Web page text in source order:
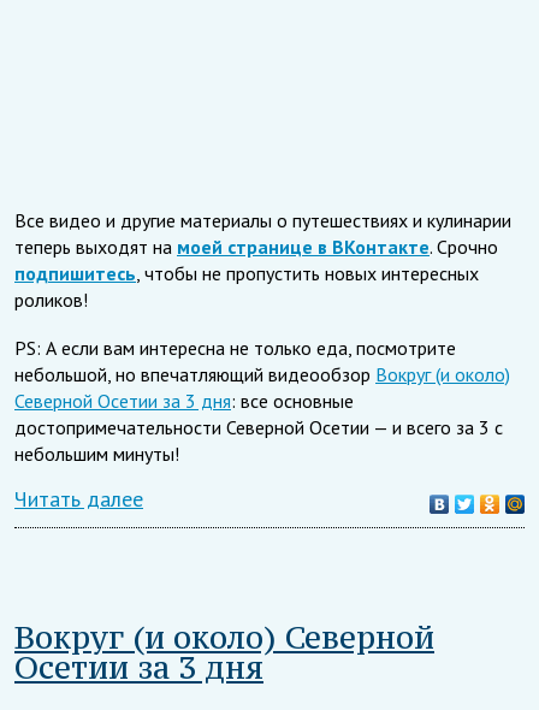
Все видео и другие материалы о путешествиях и кулинарии
теперь выходят на моей странице в ВКонтакте. Срочно
подпишитесь, чтобы не пропустить новых интересных
роликов!
PS: А если вам интересна не только еда, посмотрите
небольшой, но впечатляющий видеообзор Вокруг (и около)
Северной Осетии за 3 дня: все основные
достопримечательности Северной Осетии — и всего за 3 с
небольшим минуты!
Читать далее
Вокруг (и около) Северной
Осетии за 3 дня